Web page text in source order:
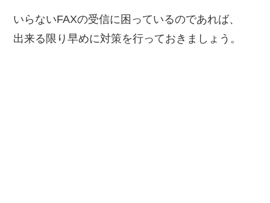
いらないFAXの受信に困っているのであれば、
出来る限り早めに対策を行っておきましょう。